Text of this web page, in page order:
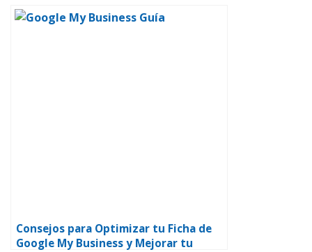
Consejos para Optimizar tu Ficha de
Google My Business y Mejorar tu